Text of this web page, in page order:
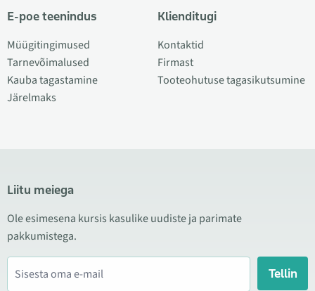
E-poe teenindus
Müügitingimused
Tarnevõimalused
Kauba tagastamine
Järelmaks
Klienditugi
Kontaktid
Firmast
Tooteohutuse tagasikutsumine
Liitu meiega
Ole esimesena kursis kasulike uudiste ja parimate
pakkumistega.
Tellin